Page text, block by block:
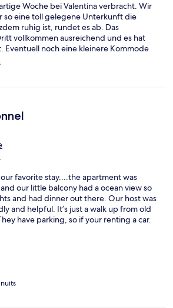
Woche bei Valentina verbracht. Wir
so eine toll gelegene Unterkunft die
ruhig ist, rundet es ab. Das
vollkommen ausreichend und es hat
Eventuell noch eine kleinere Kommode
etwas mehr Sachen zu
ist ebenfalls toll. Klare
favorite stay....the apartment was
our little balcony had a ocean view so
and had dinner out there. Our host was
and helpful. It’s just a walk up from old
have parking, so if your renting a car.